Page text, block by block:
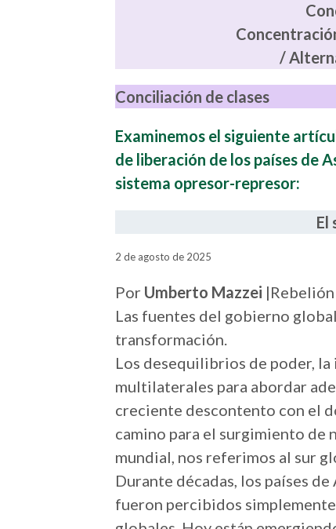
/
Conciliación de clases
Examinemos el siguiente
de liberación de los países de
sistema opresor-represor:
El
2 de agosto de 2025
Por Umberto Mazzei |Rebelión
Las fuentes del gobierno
transformación.
Los desequilibrios de poder,
multilaterales para abordar
creciente descontento con el
camino para el surgimiento de
mundial, nos referimos al sur
Durante décadas, los países
fueron percibidos